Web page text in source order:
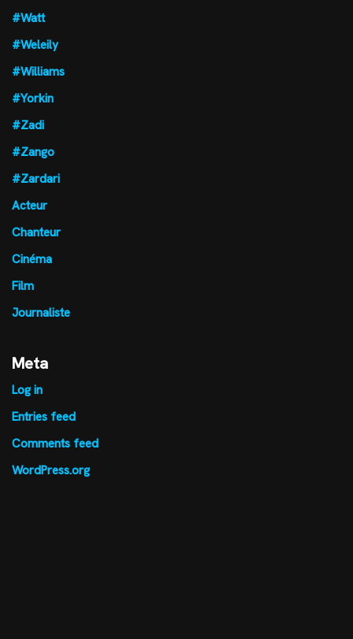
#Watt
#Weleily
#Williams
#Yorkin
#Zadi
#Zango
#Zardari
Acteur
Chanteur
Cinéma
Film
Journaliste
Meta
Log in
Entries feed
Comments feed
WordPress.org